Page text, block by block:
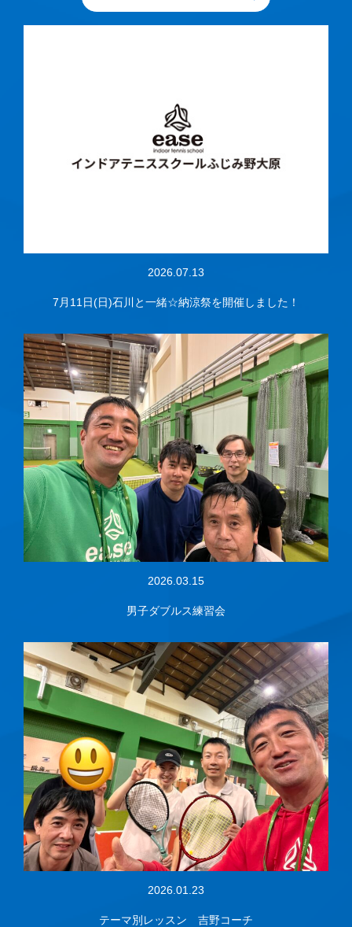
2026.07.13
7月11日(日)石川と一緒☆納涼祭を開催しました！
2026.03.15
男子ダブルス練習会
2026.01.23
テーマ別レッスン 吉野コーチ